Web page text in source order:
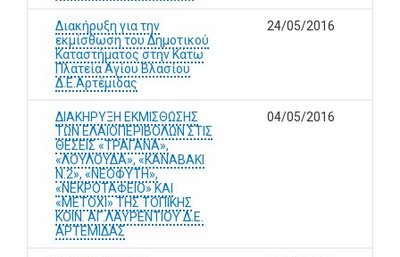
Διακήρυξη για την
εκμίσθωση του Δημοτικού
Καταστήματος στην Kάτω
Πλατεία Αγίου Βλασίου
Δ.Ε.Αρτέμιδας
24/05/2016
ΔΙΑΚΗΡΥΞΗ ΕΚΜΙΣΘΩΣΗΣ
ΤΩΝ ΕΛΑΙΟΠΕΡΙΒΟΛΩΝ ΣΤΙΣ
ΘΕΣΕΙΣ «ΤΡΑΓΑΝΑ»,
«ΛΟΥΛΟΥΔΑ», «ΚΑΝΑΒΑΚΙ
Ν.2», «ΝΕΟΦΥΤΗ»,
«ΝΕΚΡΟΤΑΦΕΙΟ» ΚΑΙ
«ΜΕΤΟΧΙ» ΤΗΣ ΤΟΠΙΚΗΣ
ΚΟΙΝ. ΑΓ.ΛΑΥΡΕΝΤΙΟΥ Δ.Ε.
ΑΡΤΕΜΙΔΑΣ
04/05/2016